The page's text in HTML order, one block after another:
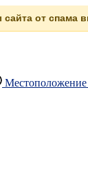
от спама
Местоположение